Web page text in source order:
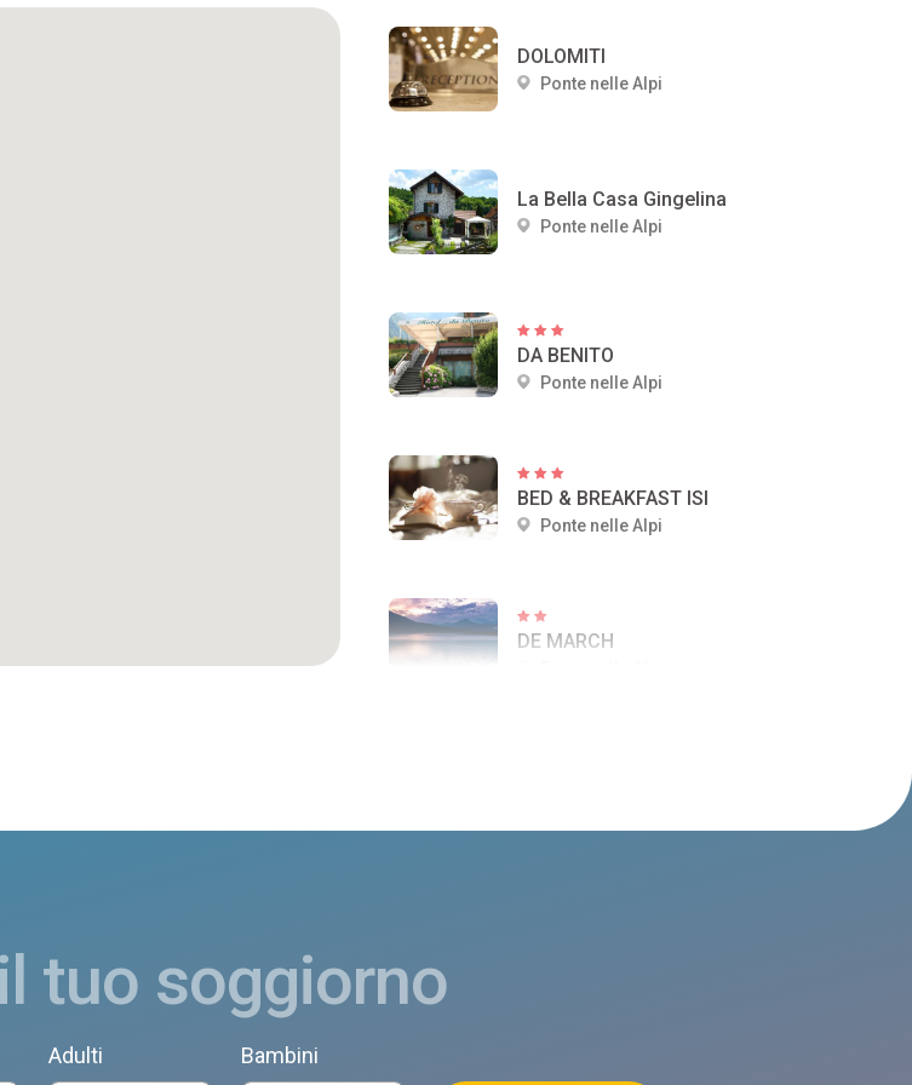
DOLOMITI
Ponte nelle Alpi
La Bella Casa Gingelina
Ponte nelle Alpi
DA BENITO
Ponte nelle Alpi
BED & BREAKFAST ISI
Ponte nelle Alpi
DE MARCH
tuo soggiorno
Adulti Bambini